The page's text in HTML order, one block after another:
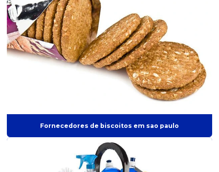
Distribuidor de material escolar
Distribuidor de papel higiênico
Distribuidor de papel toalha
Distribuidor de produto de mercado
Distribuidor de produtos para empresas
Distribuidor de produtos de higiene
Distribuidor de produtos de higiene pessoal
Fornecedores de biscoitos em sao paulo